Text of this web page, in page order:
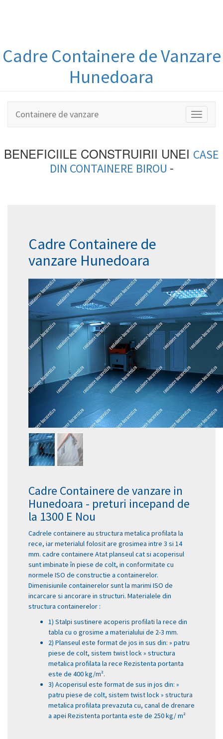
Cadre Containere de Vanzare
Hunedoara
Toggle
Containere de vanzare
BENEFICIILE CONSTRUIRII UNEI CASE
DIN CONTAINERE BIROU -
Cadre Containere de
vanzare Hunedoara
Cadre Containere de vanzare in
Hunedoara - preturi incepand de
la 1300 E Nou
Cadrele containere au structura metalica profilata la
rece, iar meterialul folosit are grosimea intre 3 si 14
mm. cadre containere Atat planseul cat si acoperisul
sunt imbinate în piese de colt, in conformitate cu
normele ISO de constructie a containerelor.
Dimenisiunile containerelor sunt la marimi ISO de
incarcare si ancorare in structuri. Materialele din
structura containerelor :
1) Stalpi sustinere acoperis profilati la rece din
tabla cu o grosime a materialului de 2-3 mm.
2) Planseul este format de jos in sus din: » patru
piese de colt, sistem twist lock » structura
metalica profilata la rece Rezistenta portanta
este de 400 kg/m².
3) Acoperisul este format de sus in jos din: »
patru piese de colt, sistem twist lock » structura
metalica profilata prevazuta cu, canal de drenare
a apei Rezistenta portanta este de 250 kg/ m²